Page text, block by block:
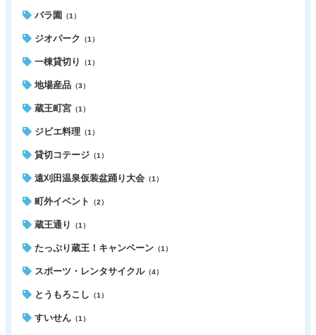
バラ園 （1）
ジオパーク （1）
一棟貸切り （1）
地場産品 （3）
蔵王町宮 （1）
ジビエ料理 （1）
貸切コテージ （1）
遠刈田温泉仮装盆踊り大会 （1）
町外イベント （2）
蔵王通り （1）
たっぷり蔵王！キャンペーン （1）
スポーツ・レンタサイクル（4）
とうもろこし （1）
すいせん （1）